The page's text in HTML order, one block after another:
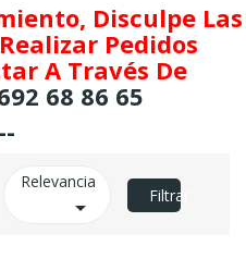
Disculpe Las
Pedidos
A Través De
68 86 65
Relevancia
 Filtrar